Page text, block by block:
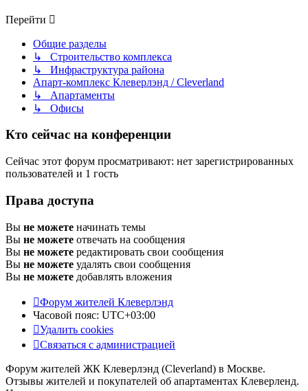
Перейти
Общие разделы
↳ Строительство комплекса
↳ Инфраструктура района
Апарт-комплекс Клеверлэнд / Cleverland
↳ Апартаменты
↳ Офисы
Кто сейчас на конференции
Сейчас этот форум просматривают: нет зарегистрированных
пользователей и 1 гость
Права доступа
Вы не можете начинать темы
Вы не можете отвечать на сообщения
Вы не можете редактировать свои сообщения
Вы не можете удалять свои сообщения
Вы не можете добавлять вложения
Форум жителей Клеверлэнд
Часовой пояс: UTC+03:00
Удалить cookies
Связаться с администрацией
Форум жителей ЖК Клеверлэнд (Cleverland) в Москве.
Отзывы жителей и покупателей об апартаментах Клеверленд.